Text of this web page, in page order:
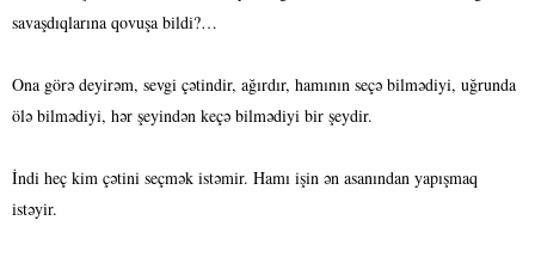
savaşdıqlarına qovuşa bildi?…
Ona görə deyirəm, sevgi çətindir, ağırdır, hamının seçə bilmədiyi, uğrunda
ölə bilmədiyi, hər şeyindən keçə bilmədiyi bir şeydir.
İndi heç kim çətini seçmək istəmir. Hamı işin ən asanından yapışmaq
istəyir.